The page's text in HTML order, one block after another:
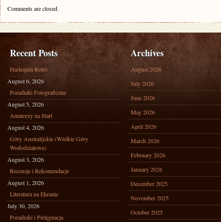
Comments are closed.
Recent Posts
Harlequin Retro
August 6, 2026
Poradniki Fotograficzne
August 5, 2026
Amatorzy na Start
August 4, 2026
Góry Australijskie (Wielkie Góry
Wododziałowe)
August 3, 2026
Recenzje i Rekomendacje
August 1, 2026
Literatura na Ekranie
July 30, 2026
Poradniki i Pielęgnacja
Archives
August 2026
July 2026
June 2026
May 2026
April 2026
March 2026
February 2026
January 2026
December 2025
November 2025
October 2025